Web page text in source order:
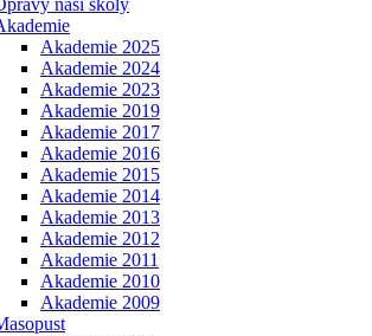
naší školy
Akademie 2025
Akademie 2024
Akademie 2023
Akademie 2019
Akademie 2017
Akademie 2016
Akademie 2015
Akademie 2014
Akademie 2013
Akademie 2012
Akademie 2011
Akademie 2010
Akademie 2009